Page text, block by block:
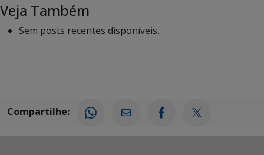
Veja Também
Sem posts recentes disponíveis.
Compartilhe: